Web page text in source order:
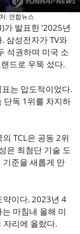
: 연합뉴스
발표한 ‘2025년
삼성전자가 TV와
석권하며 미국 소
드로 우뚝 섰다.
는 압도적이었다.
단독 1위를 차지하
TCL은 공동 2위
은 최첨단 기술 도
준을 새롭게 만
약이다. 2023년 4
마침내 올해 미
자리에 올랐다.